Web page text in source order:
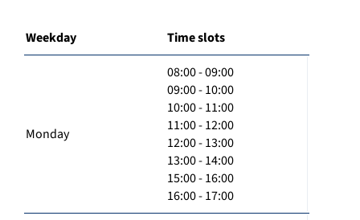
Weekday Time slots
Monday
08:00 - 09:00
09:00 - 10:00
10:00 - 11:00
11:00 - 12:00
12:00 - 13:00
13:00 - 14:00
15:00 - 16:00
16:00 - 17:00